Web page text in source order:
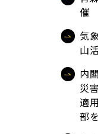
催
気
山
内
災
適
部